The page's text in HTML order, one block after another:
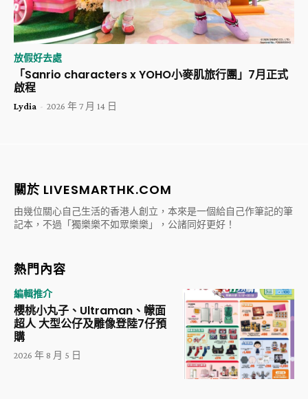
放假好去處
「Sanrio characters x YOHO小麥肌旅行團」7月正式
啟程
Lydia - 2026 年 7 月 14 日
關於 LIVESMARTHK.COM
由幾位關心自己生活的香港人創立，本來是一個給自己作筆記的筆
記本，不過「獨樂樂不如眾樂樂」，公諸同好更好！
熱門內容
編輯推介
櫻桃小丸子、Ultraman、幪面
超人 大型公仔及雕像登陸7仔預
購
2026 年 8 月 5 日